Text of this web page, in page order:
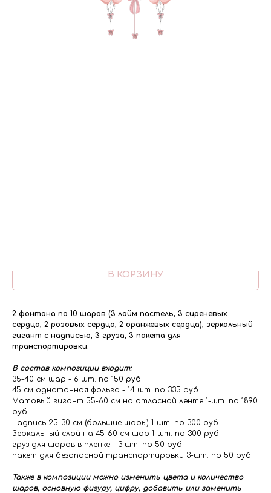
В КОРЗИНУ
2 фонтана по 10 шаров (3 лайм пастель, 3 сиреневых
сердца, 2 розовых сердца, 2 оранжевых сердца), зеркальный
гигант с надписью, 3 груза, 3 пакета для
транспортировки.
В состав композиции входит:
35-40 см шар - 6 шт. по 150 руб
45 см однотонная фольга - 14 шт. по 335 руб
Матовый гигант 55-60 см на атласной ленте 1-шт. по 1890
руб
надпись 25-30 см (большие шары) 1-шт. по 300 руб
Зеркальный слой на 45-60 см шар 1-шт. по 300 руб
груз для шаров в пленке - 3 шт. по 50 руб
пакет для безопасной транспортировки 3-шт. по 50 руб
Также в композиции можно изменить цвета и количество
шаров, основную фигуру, цифру, добавить или заменить